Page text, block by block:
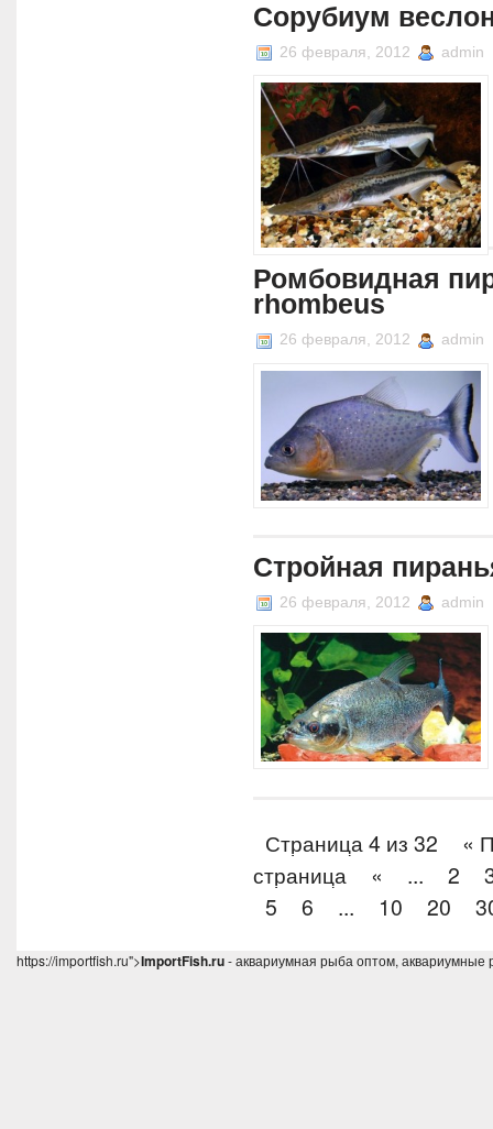
Сорубиум
26 февраля, 2012 admin
Ромбовидная
rhombeus
26 февраля, 2012 admin
Стройная
26 февраля, 2012 admin
Страница 4 из 32
«
страница
« ... 2
5
6 ... 10 20
https://importfish.ru">ImportFish.ru- аквариумная рыба оптом,